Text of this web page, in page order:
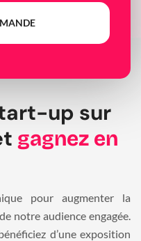
up sur
gagnez en
pour augmenter la
notre audience engagée.
d’une exposition